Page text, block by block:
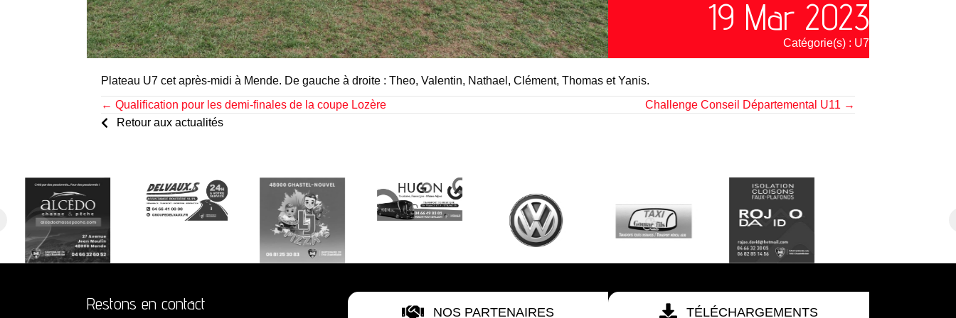
19 Mar 2023
Catégorie(s) : U7
Plateau U7 cet après-midi à Mende. De gauche à droite : Theo, Valentin, Nathael, Clément, Thomas et Yanis.
Posts
← Qualification pour les demi-finales de la coupe Lozère
Challenge Conseil Départemental U11 →
Retour aux actualités
Restons en contact NOS PARTENAIRES TÉLÉCHARGEMENTS